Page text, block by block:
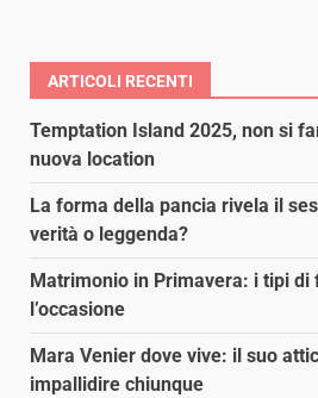
ARTICOLI RECENTI
Temptation Island 2025, non si
nuova location
La forma della pancia rivela il
verità o leggenda?
Matrimonio in Primavera: i tipi
l’occasione
Mara Venier dove vive: il suo
impallidire chiunque